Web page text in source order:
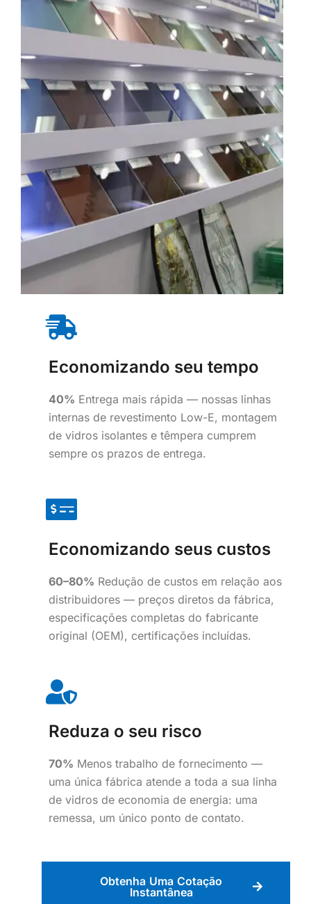
Economizando seu tempo
40% Entrega mais rápida — nossas linhas
internas de revestimento Low-E, montagem
de vidros isolantes e têmpera cumprem
sempre os prazos de entrega.
Economizando seus custos
60–80% Redução de custos em relação aos
distribuidores — preços diretos da fábrica,
especificações completas do fabricante
original (OEM), certificações incluídas.
Reduza o seu risco
70% Menos trabalho de fornecimento —
uma única fábrica atende a toda a sua linha
de vidros de economia de energia: uma
remessa, um único ponto de contato.
Obtenha Uma Cotação
Instantânea